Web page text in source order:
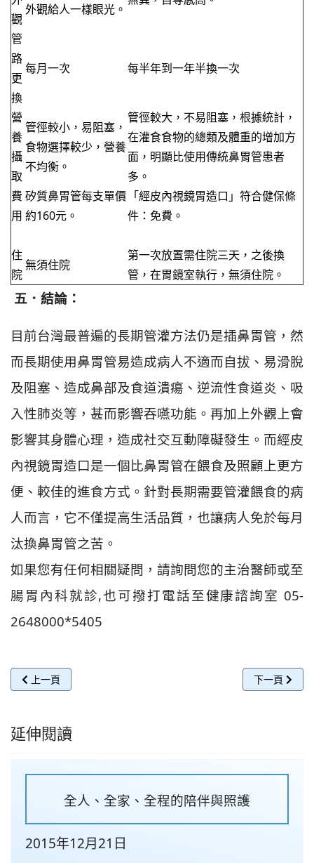
觀
外觀給人一樣眼光。
管
路
更
換
每月一次 每半年到一年半換一次
營
養
攝
取
管徑較小，易阻塞，
食物選擇較少，營養
不均衡。
管徑較大，不易阻塞，根據統計，
在灌食食物的總類及體重的增加方
面，明顯比使用傳統鼻胃管患者
多。
費
用
矽質鼻胃管每支單價
約160元。
「經皮內視鏡胃造口」符合健保條
件：免費。
住
院
無須住院
第一次放置需住院三天，之後換
管，在胃鏡室執行，無須住院。
五．結論：
目前台灣最普遍的長期管灌方法仍是插鼻胃管，然
而長期使用鼻胃管易造成病人不適而自拔、易滑脫
及阻塞、造成鼻部及食道潰瘍、逆流性食道炎、吸
入性肺炎等，甚而影響吞嚥功能。再加上外觀上會
影響其身體心理，造成社交互動障礙發生。而經皮
內視鏡胃造口是一個比鼻胃管在餵食及照顧上更方
便、較佳的進食方式。針對長期需要管灌餵食的病
人而言，它不僅提高生活品質，也讓病人免於每月
汰換鼻胃管之苦。
如果您有任何相關疑問，請詢問您的主治醫師或至
腸胃內科就診,也可撥打電話至健康諮詢室 05-
2648000*5405
上一篇文章: 居家護理緩失能
上一頁 下一篇文章:
下一頁
延伸閱讀
全人、全家、全程的陪伴與照護
2015年12月21日